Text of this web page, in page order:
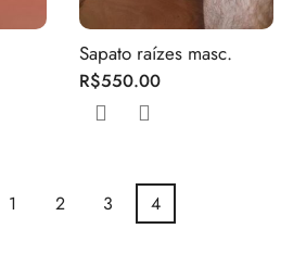
Sapato raízes masc.
R$550.00
1 2 3 4